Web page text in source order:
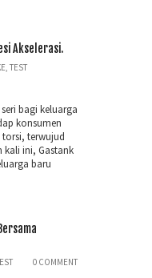
Akselerasi.
, TEST
bagi keluarga
konsumen
torsi, terwujud
kali ini, Gastank
baru
0 COMMENT